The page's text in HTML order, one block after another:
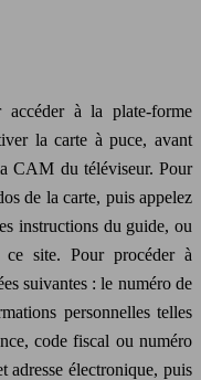
à la plate-forme
la carte à puce, avant
CAM du téléviseur. Pour
de la carte, puis appelez
instructions du guide, ou
site. Pour procéder à
suivantes : le numéro de
personnelles telles
code fiscal ou numéro
adresse électronique, puis